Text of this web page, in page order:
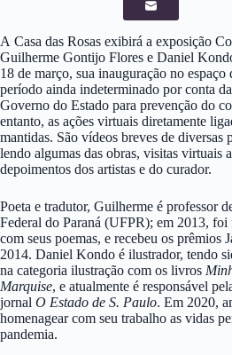
A Casa das Rosas exibirá a exposição
Guilherme Gontijo Flores e Daniel
18 de março, sua inauguração no
período ainda indeterminado por conta
Governo do Estado para prevenção do
entanto, as ações virtuais diretamente
mantidas. São vídeos breves de diversas
lendo algumas das obras, visitas virtuais
depoimentos dos artistas e do curador.
Poeta e tradutor, Guilherme é professor
Federal do Paraná (UFPR); em 2013,
com seus poemas, e recebeu os prêmios
2014. Daniel Kondo é ilustrador, tendo
na categoria ilustração com os livros
Marquise, e atualmente é responsável
jornal O Estado de S. Paulo. Em 2020,
homenagear com seu trabalho as vidas
pandemia.